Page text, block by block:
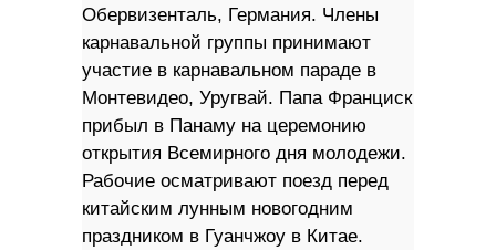
Обервизенталь, Германия. Члены
карнавальной группы принимают
участие в карнавальном параде в
Монтевидео, Уругвай. Папа Франциск
прибыл в Панаму на церемонию
открытия Всемирного дня молодежи.
Рабочие осматривают поезд перед
китайским лунным новогодним
праздником в Гуанчжоу в Китае.